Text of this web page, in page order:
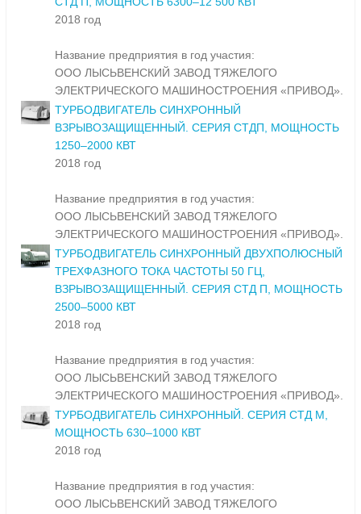
2018 год
Название предприятия в год участия:
ООО ЛЫСЬВЕНСКИЙ ЗАВОД ТЯЖЕЛОГО
ЭЛЕКТРИЧЕСКОГО МАШИНОСТРОЕНИЯ «ПРИВОД».
ТУРБОДВИГАТЕЛЬ СИНХРОННЫЙ
ВЗРЫВОЗАЩИЩЕННЫЙ. СЕРИЯ СТДП, МОЩНОСТЬ
1250–2000 КВТ
2018 год
Название предприятия в год участия:
ООО ЛЫСЬВЕНСКИЙ ЗАВОД ТЯЖЕЛОГО
ЭЛЕКТРИЧЕСКОГО МАШИНОСТРОЕНИЯ «ПРИВОД».
ТУРБОДВИГАТЕЛЬ СИНХРОННЫЙ ДВУХПОЛЮСНЫЙ
ТРЕХФАЗНОГО ТОКА ЧАСТОТЫ 50 ГЦ,
ВЗРЫВОЗАЩИЩЕННЫЙ. СЕРИЯ СТД П, МОЩНОСТЬ
2500–5000 КВТ
2018 год
Название предприятия в год участия:
ООО ЛЫСЬВЕНСКИЙ ЗАВОД ТЯЖЕЛОГО
ЭЛЕКТРИЧЕСКОГО МАШИНОСТРОЕНИЯ «ПРИВОД».
ТУРБОДВИГАТЕЛЬ СИНХРОННЫЙ. СЕРИЯ СТД М,
МОЩНОСТЬ 630–1000 КВТ
2018 год
Название предприятия в год участия:
ООО ЛЫСЬВЕНСКИЙ ЗАВОД ТЯЖЕЛОГО